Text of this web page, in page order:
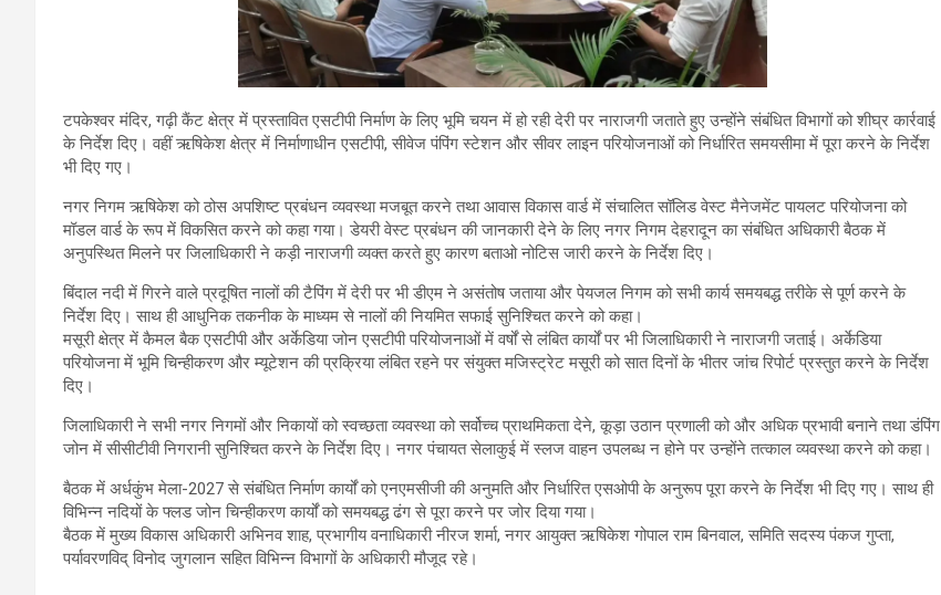
टपकेश्वर मंदिर, गढ़ी कैंट क्षेत्र में प्रस्तावित एसटीपी निर्माण के लिए भूमि चयन में हो रही देरी पर नाराजगी जताते हुए उन्होंने संबंधित विभागों को शीघ्र कार्रवाई
के निर्देश दिए। वहीं ऋषिकेश क्षेत्र में निर्माणाधीन एसटीपी, सीवेज पंपिंग स्टेशन और सीवर लाइन परियोजनाओं को निर्धारित समयसीमा में पूरा करने के निर्देश
भी दिए गए।
नगर निगम ऋषिकेश को ठोस अपशिष्ट प्रबंधन व्यवस्था मजबूत करने तथा आवास विकास वार्ड में संचालित सॉलिड वेस्ट मैनेजमेंट पायलट परियोजना को
मॉडल वार्ड के रूप में विकसित करने को कहा गया। डेयरी वेस्ट प्रबंधन की जानकारी देने के लिए नगर निगम देहरादून का संबंधित अधिकारी बैठक में
अनुपस्थित मिलने पर जिलाधिकारी ने कड़ी नाराजगी व्यक्त करते हुए कारण बताओ नोटिस जारी करने के निर्देश दिए।
बिंदाल नदी में गिरने वाले प्रदूषित नालों की टैपिंग में देरी पर भी डीएम ने असंतोष जताया और पेयजल निगम को सभी कार्य समयबद्ध तरीके से पूर्ण करने के
निर्देश दिए। साथ ही आधुनिक तकनीक के माध्यम से नालों की नियमित सफाई सुनिश्चित करने को कहा।
मसूरी क्षेत्र में कैमल बैक एसटीपी और अर्केडिया जोन एसटीपी परियोजनाओं में वर्षों से लंबित कार्यों पर भी जिलाधिकारी ने नाराजगी जताई। अर्केडिया
परियोजना में भूमि चिन्हीकरण और म्यूटेशन की प्रक्रिया लंबित रहने पर संयुक्त मजिस्ट्रेट मसूरी को सात दिनों के भीतर जांच रिपोर्ट प्रस्तुत करने के निर्देश
दिए।
जिलाधिकारी ने सभी नगर निगमों और निकायों को स्वच्छता व्यवस्था को सर्वोच्च प्राथमिकता देने, कूड़ा उठान प्रणाली को और अधिक प्रभावी बनाने तथा डंपिंग
जोन में सीसीटीवी निगरानी सुनिश्चित करने के निर्देश दिए। नगर पंचायत सेलाकुई में स्लज वाहन उपलब्ध न होने पर उन्होंने तत्काल व्यवस्था करने को कहा।
बैठक में अर्धकुंभ मेला-2027 से संबंधित निर्माण कार्यों को एनएमसीजी की अनुमति और निर्धारित एसओपी के अनुरूप पूरा करने के निर्देश भी दिए गए। साथ ही
विभिन्न नदियों के फ्लड जोन चिन्हीकरण कार्यों को समयबद्ध ढंग से पूरा करने पर जोर दिया गया।
बैठक में मुख्य विकास अधिकारी अभिनव शाह, प्रभागीय वनाधिकारी नीरज शर्मा, नगर आयुक्त ऋषिकेश गोपाल राम बिनवाल, समिति सदस्य पंकज गुप्ता,
पर्यावरणविद् विनोद जुगलान सहित विभिन्न विभागों के अधिकारी मौजूद रहे।